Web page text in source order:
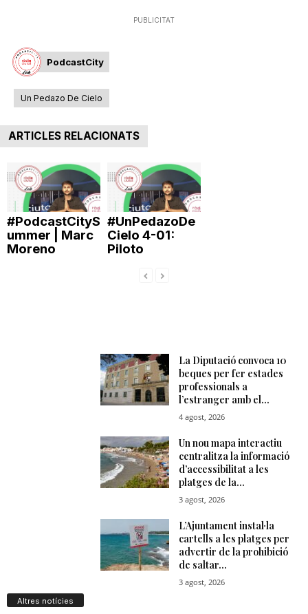
a
o
n
a
PUBLICITAT
PodcastCity
Un Pedazo De Cielo
ARTICLES RELACIONATS
#PodcastCityS
ummer | Marc
Moreno
#UnPedazoDe
Cielo 4-01:
Piloto
Altres notícies